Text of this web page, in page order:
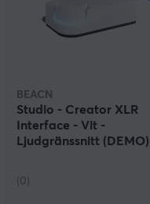
BEACN
Studio - Creator XLR
Interface - Vit -
Ljudgränssnitt (DEMO)
(0)